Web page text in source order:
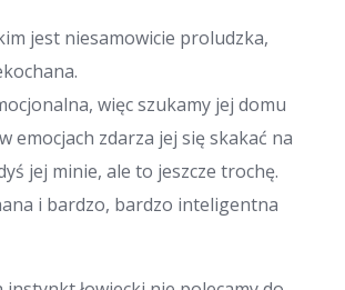
jest niesamowicie proludzka,
więc szukamy jej domu
emocjach zdarza jej się skakać na
jej minie, ale to jeszcze trochę.
i bardzo, bardzo inteligentna